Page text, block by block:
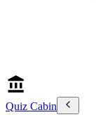
Quiz Cabin